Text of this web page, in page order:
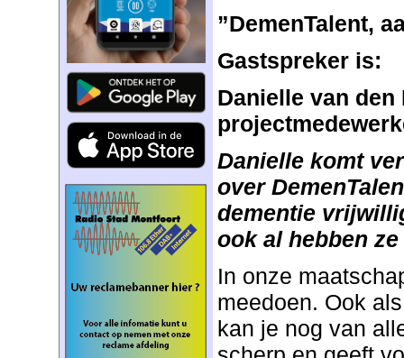
”DemenTalent,
Gastspreker is:
Danielle van
Danielle komt
over
dementie
ook al hebben
In onze
meedoen. Ook
kan je nog van